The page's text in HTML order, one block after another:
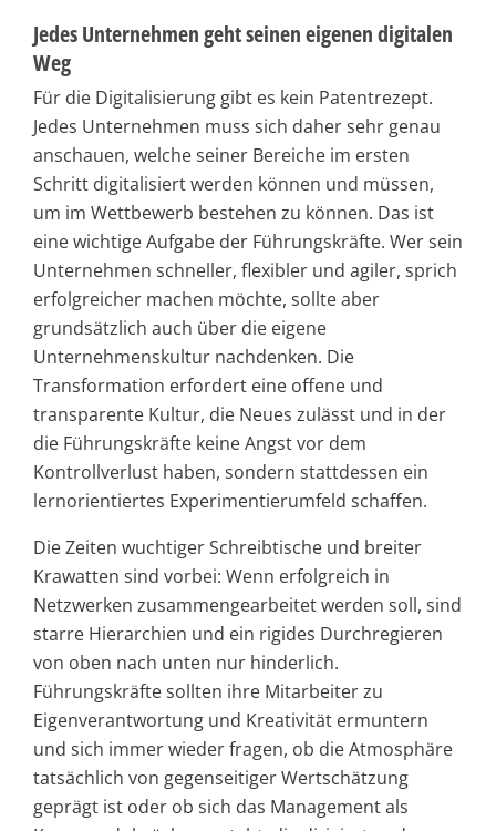
Jedes Unternehmen geht seinen eigenen digitalen
Weg
Für die Digitalisierung gibt es kein Patentrezept.
Jedes Unternehmen muss sich daher sehr genau
anschauen, welche seiner Bereiche im ersten
Schritt digitalisiert werden können und müssen,
um im Wettbewerb bestehen zu können. Das ist
eine wichtige Aufgabe der Führungskräfte. Wer sein
Unternehmen schneller, flexibler und agiler, sprich
erfolgreicher machen möchte, sollte aber
grundsätzlich auch über die eigene
Unternehmenskultur nachdenken. Die
Transformation erfordert eine offene und
transparente Kultur, die Neues zulässt und in der
die Führungskräfte keine Angst vor dem
Kontrollverlust haben, sondern stattdessen ein
lernorientiertes Experimentierumfeld schaffen.
Die Zeiten wuchtiger Schreibtische und breiter
Krawatten sind vorbei: Wenn erfolgreich in
Netzwerken zusammengearbeitet werden soll, sind
starre Hierarchien und ein rigides Durchregieren
von oben nach unten nur hinderlich.
Führungskräfte sollten ihre Mitarbeiter zu
Eigenverantwortung und Kreativität ermuntern
und sich immer wieder fragen, ob die Atmosphäre
tatsächlich von gegenseitiger Wertschätzung
geprägt ist oder ob sich das Management als